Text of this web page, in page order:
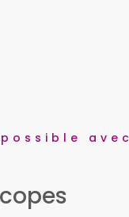
avec